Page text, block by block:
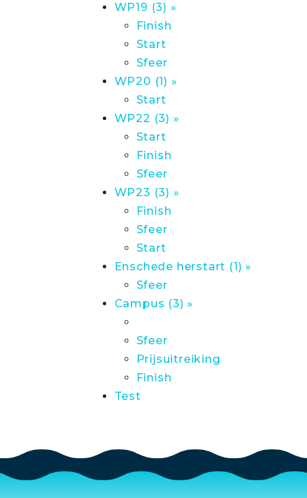
WP19 (3) »
Finish
Start
Sfeer
WP20 (1) »
Start
WP22 (3) »
Start
Finish
Sfeer
WP23 (3) »
Finish
Sfeer
Start
Enschede herstart (1) »
Sfeer
Campus (3) »
Sfeer
Prijsuitreiking
Finish
Test